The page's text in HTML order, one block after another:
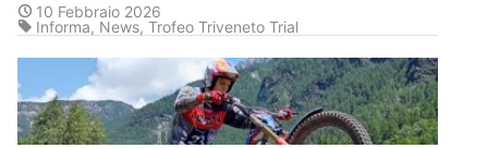
10 Febbraio 2026
Informa, News, Trofeo Triveneto Trial